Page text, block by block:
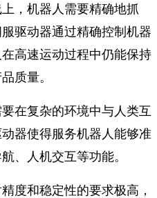
，机器人需要精确地抓
驱动器通过精确控制机器
高速运动过程中仍能保持
质量。
在复杂的环境中与人类互
器使得服务机器人能够准
、人机交互等功能。
度和稳定性的要求极高，